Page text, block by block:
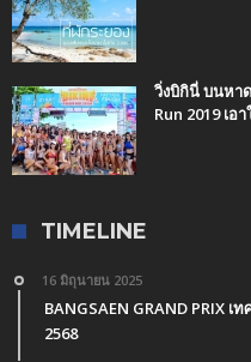
วิ่งบิกินี่ บนหา
Run 2019 เ
TIMELINE
16 มิถุนายน 2025
BANGSAEN GRAND PRIX
2568